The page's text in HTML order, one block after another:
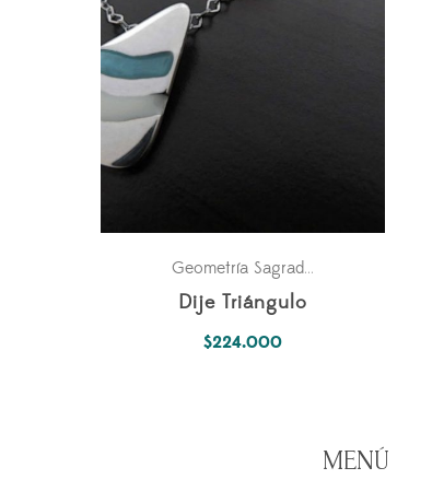
Geometría Sagrada
Dije Triángulo
$224.000
MENÚ